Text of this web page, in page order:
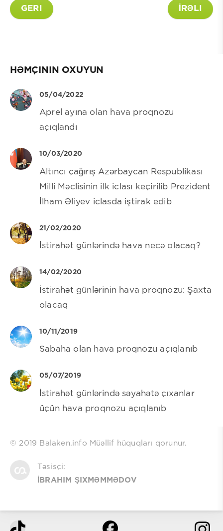
GERI İRƏLI
HƏMÇININ OXUYUN
05/04/2022
Aprel ayına olan hava proqnozu
açıqlandı
10/03/2020
Altıncı çağırış Azərbaycan Respublikası
Milli Məclisinin ilk iclası keçirilib Prezident
İlham Əliyev iclasda iştirak edib
21/02/2020
İstirahət günlərində hava necə olacaq?
14/02/2020
İstirahət günlərinin hava proqnozu: Şaxta
olacaq
10/11/2019
Sabaha olan hava proqnozu açıqlanıb
05/07/2019
İstirahət günlərində səyahətə çıxanlar
üçün hava proqnozu açıqlanıb
© 2019 Balaken.info Müəllif hüquqları qorunur.
Təsisçi:
İBRAHIM ŞIXMƏMMƏDOV